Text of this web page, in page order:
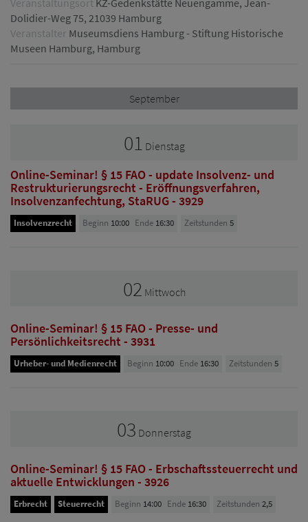
Veranstaltungsort KZ-Gedenkstätte Neuengamme, Jean-
Dolidier-Weg 75, 21039 Hamburg
Veranstalter Museumsdiens Hamburg - Stiftung Historische
Museen Hamburg, Hamburg
September
01 Dienstag
Online-Seminar! § 15 FAO - update Insolvenz- und
Restrukturierungsrecht - Eröffnungsverfahren,
Insolvenzanfechtung, StaRUG - 3929
Insolvenzrecht Beginn 10:00 Ende 16:30 Zeitstunden 5
02 Mittwoch
Online-Seminar! § 15 FAO - Presse- und
Persönlichkeitsrecht - 3931
Urheber- und Medienrecht Beginn 10:00 Ende 16:30 Zeitstunden 5
03 Donnerstag
Online-Seminar! § 15 FAO - Erbschaftssteuerrecht und
aktuelle Entwicklungen - 3926
Erbrecht Steuerrecht Beginn 14:00 Ende 16:30 Zeitstunden 2,5